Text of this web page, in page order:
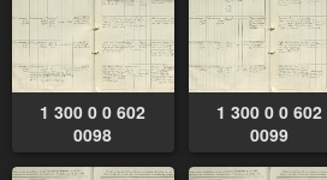
1 300 0 0 602
0098
1 300 0 0 602
0099